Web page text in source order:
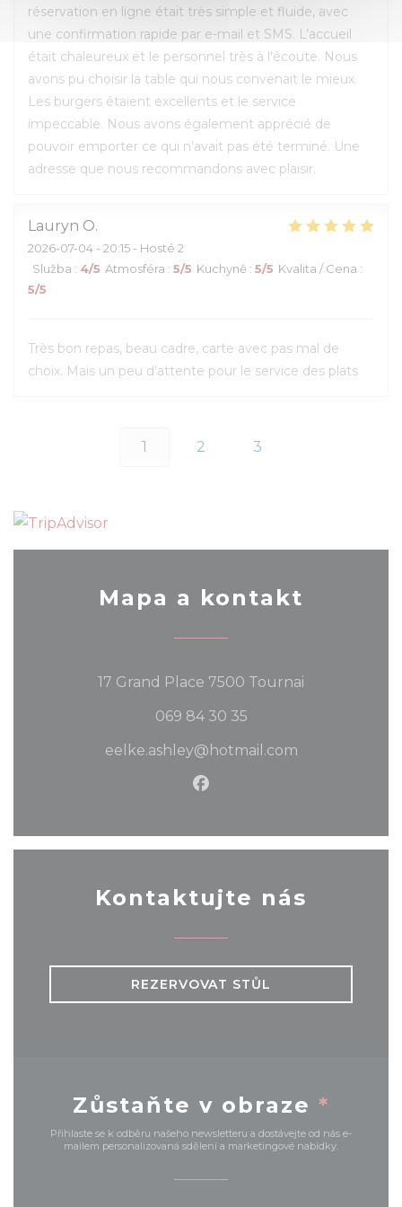
réservation en ligne était très simple et fluide, avec
une confirmation rapide par e-mail et SMS. L’accueil
était chaleureux et le personnel très à l’écoute. Nous
avons pu choisir la table qui nous convenait le mieux.
Les burgers étaient excellents et le service
impeccable. Nous avons également apprécié de
pouvoir emporter ce qui n’avait pas été terminé. Une
adresse que nous recommandons avec plaisir.
Lauryn O
2026-07-04 - 20:15 - Hosté 2
Služba : 4/5 Atmosféra : 5/5 Kuchyně : 5/5 Kvalita / Cena :
5/5
Très bon repas, beau cadre, carte avec pas mal de
choix. Mais un peu d’attente pour le service des plats
1 2 3
Mapa a kontakt
17 Grand Place 7500 Tournai
069 84 30 35
eelke.ashley@hotmail.com
Facebook ((otevře se v
Kontaktujte nás
REZERVOVAT STŮL
Zůstaňte v obraze *
Přihlaste se k odběru našeho newsletteru a dostávejte od nás e-
mailem personalizovaná sdělení a marketingové nabídky.